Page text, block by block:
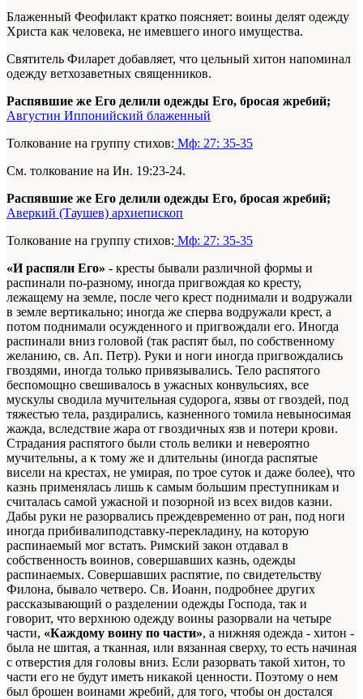
Блаженный Феофилакт кратко поясняет: воины делят одежду
Христа как человека, не имевшего иного имущества.
Святитель Филарет добавляет, что цельный хитон напоминал
одежду ветхозаветных священников.
Распявшие же Его делили одежды Его, бросая жребий;
Августин Иппонийский блаженный
Толкование на группу стихов: Мф: 27: 35-35
См. толкование на Ин. 19:23-24.
Распявшие же Его делили одежды Его, бросая жребий;
Аверкий (Таушев) архиепископ
Толкование на группу стихов: Мф: 27: 35-35
«И распяли Его» - кресты бывали различной формы и
распинали по-разному, иногда пригвождая ко кресту,
лежащему на земле, после чего крест поднимали и водружали
в земле вертикально; иногда же сперва водружали крест, а
потом поднимали осужденного и пригвождали его. Иногда
распинали вниз головой (так распят был, по собственному
желанию, св. Ап. Петр). Руки и ноги иногда пригвождались
гвоздями, иногда только привязывались. Тело распятого
беспомощно свешивалось в ужасных конвульсиях, все
мускулы сводила мучительная судорога, язвы от гвоздей, под
тяжестью тела, раздирались, казненного томила невыносимая
жажда, вследствие жара от гвоздичных язв и потери крови.
Страдания распятого были столь велики и невероятно
мучительны, а к тому же и длительны (иногда распятые
висели на крестах, не умирая, по трое суток и даже более), что
казнь применялась лишь к самым большим преступникам и
считалась самой ужасной и позорной из всех видов казни.
Дабы руки не разорвались преждевременно от ран, под ноги
иногда прибивалиподставку-перекладину, на которую
распинаемый мог встать. Римский закон отдавал в
собственность воинов, совершавших казнь, одежды
распинаемых. Совершавших распятие, по свидетельству
Филона, бывало четверо. Св. Иоанн, подробнее других
рассказывающий о разделении одежды Господа, так и
говорит, что верхнюю одежду воины разорвали на четыре
части, «Каждому воину по части», а нижняя одежда - хитон -
была не шитая, а тканная, или вязанная сверху, то есть начиная
с отверстия для головы вниз. Если разорвать такой хитон, то
части его не будут иметь никакой ценности. Поэтому о нем
был брошен воинами жребий, для того, чтобы он достался